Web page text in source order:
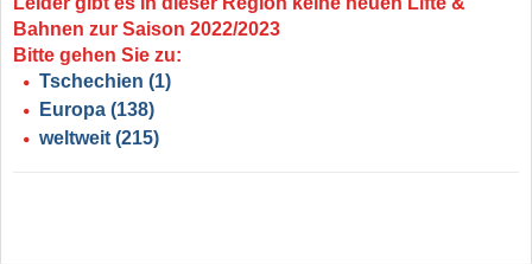
Bahnen zur Saison 2022/2023
Bitte gehen Sie zu:
Tschechien (1)
Europa (138)
weltweit (215)